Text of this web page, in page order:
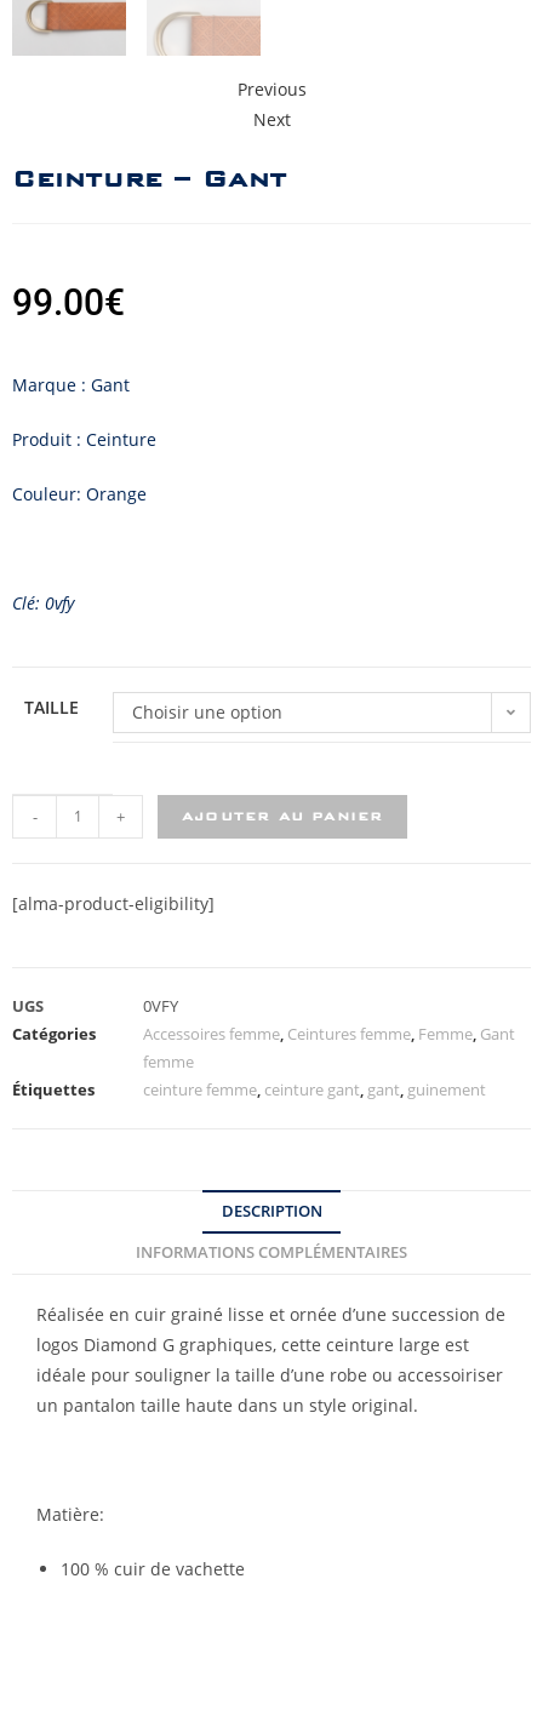
Previous
Next
Ceinture – Gant
99.00€
Marque : Gant
Produit : Ceinture
Couleur: Orange
Clé: 0vfy
TAILLE Choisir une option
- + AJOUTER AU PANIER
[alma-product-eligibility]
UGS
0VFY
Catégories
Accessoires femme, Ceintures femme, Femme, Gant
femme
Étiquettes
ceinture femme, ceinture gant, gant, guinement
DESCRIPTION
INFORMATIONS COMPLÉMENTAIRES
Réalisée en cuir grainé lisse et ornée d’une succession de
logos Diamond G graphiques, cette ceinture large est
idéale pour souligner la taille d’une robe ou accessoiriser
un pantalon taille haute dans un style original.
Matière:
100 % cuir de vachette